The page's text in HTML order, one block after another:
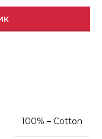
100% – Cotton